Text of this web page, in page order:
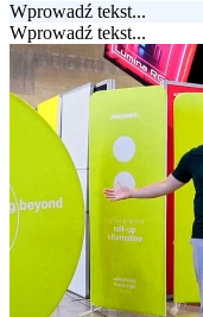
Wprowadź tekst...
Wprowadź tekst...